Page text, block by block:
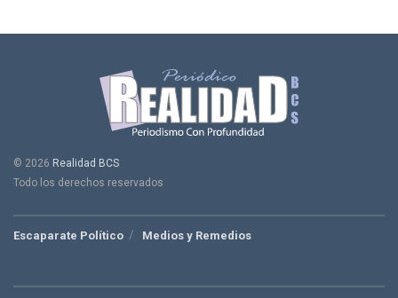
© 2026 Realidad BCS
Todo los derechos reservados
Escaparate Político Medios y Remedios